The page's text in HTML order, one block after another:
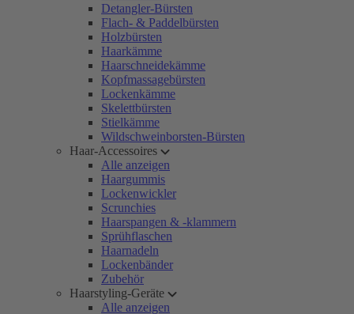
Detangler-Bürsten
Flach- & Paddelbürsten
Holzbürsten
Haarkämme
Haarschneidekämme
Kopfmassagebürsten
Lockenkämme
Skelettbürsten
Stielkämme
Wildschweinborsten-Bürsten
Haar-Accessoires
Alle anzeigen
Haargummis
Lockenwickler
Scrunchies
Haarspangen & -klammern
Sprühflaschen
Haarnadeln
Lockenbänder
Zubehör
Haarstyling-Geräte
Alle anzeigen